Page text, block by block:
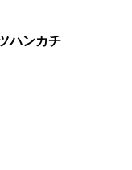
ハンカチ